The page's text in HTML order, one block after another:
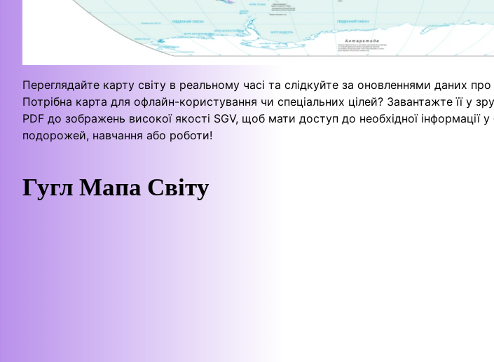
Переглядайте карту світу в реальному часі та слідкуйте за оновленнями даних
Потрібна карта для офлайн-користування чи спеціальних цілей? Завантажте її у
PDF до зображень високої якості SGV, щоб мати доступ до необхідної інформації
подорожей, навчання або роботи!
Гугл Мапа Світу